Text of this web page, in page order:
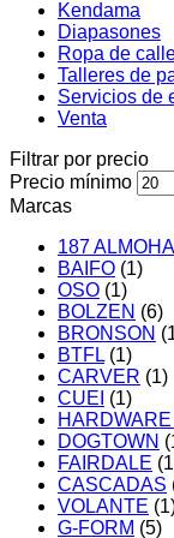
Kendama
Diapasones
Ropa de
Talleres de
Servicios de
Venta
Filtrar por precio
Precio mínimo
Marcas
187
BAIFO (1)
OSO (1)
BOLZEN (6)
BRONSON
BTFL (1)
CARVER (1)
CUEI (1)
DOGTOWN
FAIRDALE
CASCADAS
VOLANTE
G-FORM (5)